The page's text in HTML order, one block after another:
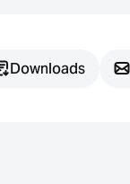
Downloads